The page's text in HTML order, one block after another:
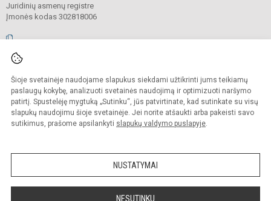
Šioje svetainėje naudojame slapukus siekdami užtikrinti jums teikiamų
paslaugų kokybę, analizuoti svetainės naudojimą ir optimizuoti naršymo
patirtį. Spustelėję mygtuką „Sutinku“, jūs patvirtinate, kad sutinkate su visų
slapukų naudojimu šioje svetainėje. Jei norite atšaukti arba pakeisti savo
sutikimus, prašome apsilankyti slapukų valdymo puslapyje.
NUSTATYMAI
NESUTINKU
Juridinių asmenų registre
Įmonės kodas 302818006
Kopijuoti, cituoti ar kitaip atvaizduoti internetinės svetainės turinį be raštiško
mokyklos vadovų sutikimo yra draudžiama.
Prieinamumo paraiška Slapukų valdymas
Sumanus būdas atnaujinti